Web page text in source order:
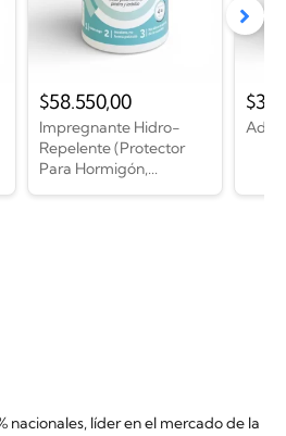
nacionales, líder en el mercado de la
Impregnante Hidro-
Repelente (Protector
Para Hormigón,...
$58.550,00 $